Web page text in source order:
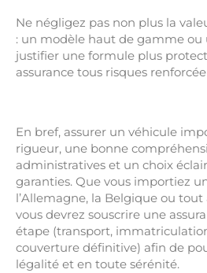
Ne négligez pas non plus la
: un modèle haut de gamme ou
justifier une formule plus
assurance tous risques
En bref, assurer un véhicule
rigueur, une bonne
administratives et un choix
garanties. Que vous importiez
l’Allemagne, la Belgique ou
vous devrez souscrire une
étape (transport,
couverture définitive) afin de
légalité et en toute sérénité.